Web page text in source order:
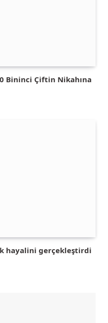
Bininci Çiftin Nikahına
hayalini gerçekleştirdi